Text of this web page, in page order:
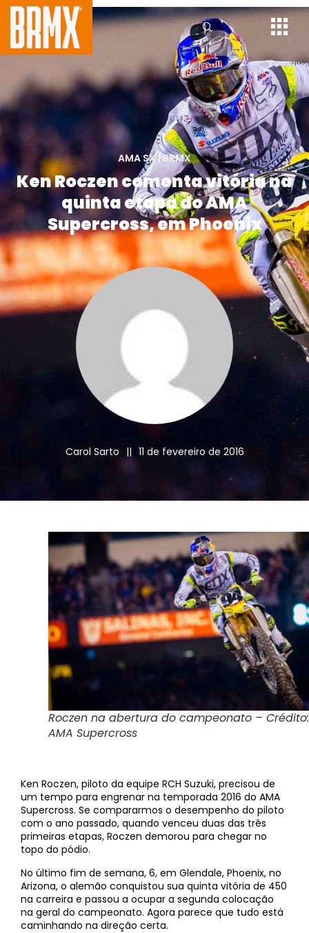
AMA SX|BRMX
Ken Roczen comenta vitória na
quinta etapa do AMA
Supercross, em Phoenix
Carol Sarto || 11 de fevereiro de 2016
Roczen na abertura do campeonato – Crédito:
AMA Supercross
Ken Roczen, piloto da equipe RCH Suzuki, precisou de
um tempo para engrenar na temporada 2016 do AMA
Supercross. Se compararmos o desempenho do piloto
com o ano passado, quando venceu duas das três
primeiras etapas, Roczen demorou para chegar no
topo do pódio.
No último fim de semana, 6, em Glendale, Phoenix, no
Arizona, o alemão conquistou sua quinta vitória de 450
na carreira e passou a ocupar a segunda colocação
na geral do campeonato. Agora parece que tudo está
caminhando na direção certa.